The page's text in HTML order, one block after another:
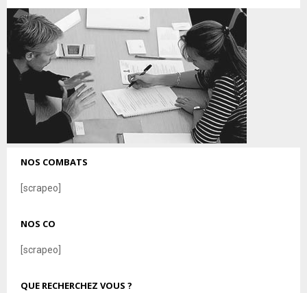
NOS COMBATS
[scrapeo]
NOS CO
[scrapeo]
QUE RECHERCHEZ VOUS ?